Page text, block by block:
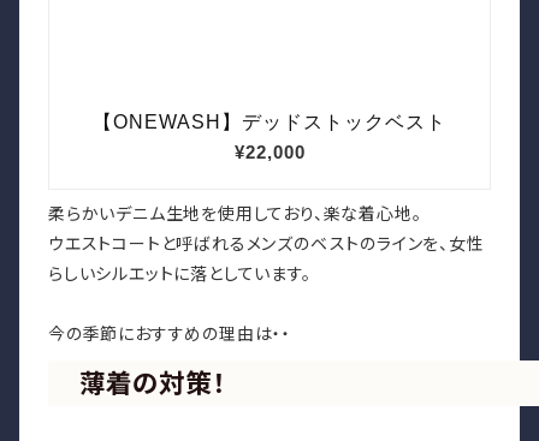
柔らかいデニム生地を使用しており、楽な着心地。
ウエストコートと呼ばれるメンズのベストのラインを、女性
らしいシルエットに落としています。
今の季節におすすめの理由は・・
薄着の対策！